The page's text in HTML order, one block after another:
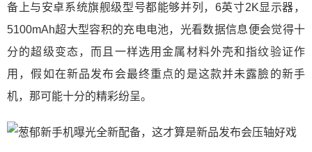
备上与安卓系统旗舰级型号都能够并列，6英寸2K显示器，
5100mAh超大型容积的充电电池，光看数据信息便会觉得十
分的超级变态，而且一样选用金属材料外壳和指纹验证作
用，假如在新品发布会最终重点的是这款并未露臉的新手
机，那可能十分的精彩纷呈。